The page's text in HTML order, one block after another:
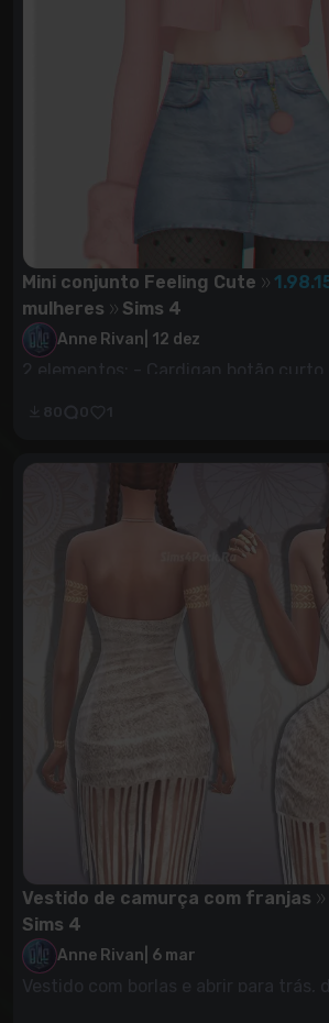
Mini conjunto Feeling Cute
mulheres
Sims 4
Anne Rivan 12 dez
Vestido de camurça com franjas
Sims 4
Anne Rivan 6 mar
Vestido com borlas e abrir para trás,